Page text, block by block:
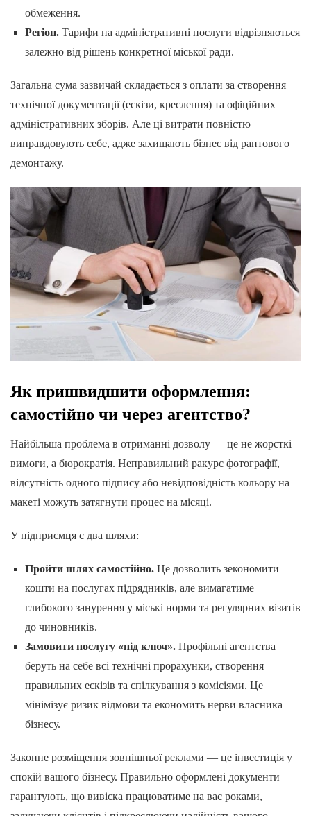
обмеження.
Регіон.Тарифи на адміністративні послуги відрізняються
залежно від рішень конкретної міської ради.
Загальна сума зазвичай складається з оплати за створення
технічної документації (ескізи, креслення) та офіційних
адміністративних зборів. Але ці витрати повністю
виправдовують себе, адже захищають бізнес від раптового
демонтажу.
Як пришвидшити оформлення:
самостійно чи через агентство?
Найбільша проблема в отриманні дозволу — це не жорсткі
вимоги, а бюрократія. Неправильний ракурс фотографії,
відсутність одного підпису або невідповідність кольору на
макеті можуть затягнути процес на місяці.
У підприємця є два шляхи:
Пройти шлях самостійно.Це дозволить зекономити
кошти на послугах підрядників, але вимагатиме
глибокого занурення у міські норми та регулярних візитів
до чиновників.
Замовити послугу «під ключ».Профільні агентства
беруть на себе всі технічні прорахунки, створення
правильних ескізів та спілкування з комісіями. Це
мінімізує ризик відмови та економить нерви власника
бізнесу.
Законне розміщення зовнішньої реклами — це інвестиція у
спокій вашого бізнесу. Правильно оформлені документи
гарантують, що вивіска працюватиме на вас роками,